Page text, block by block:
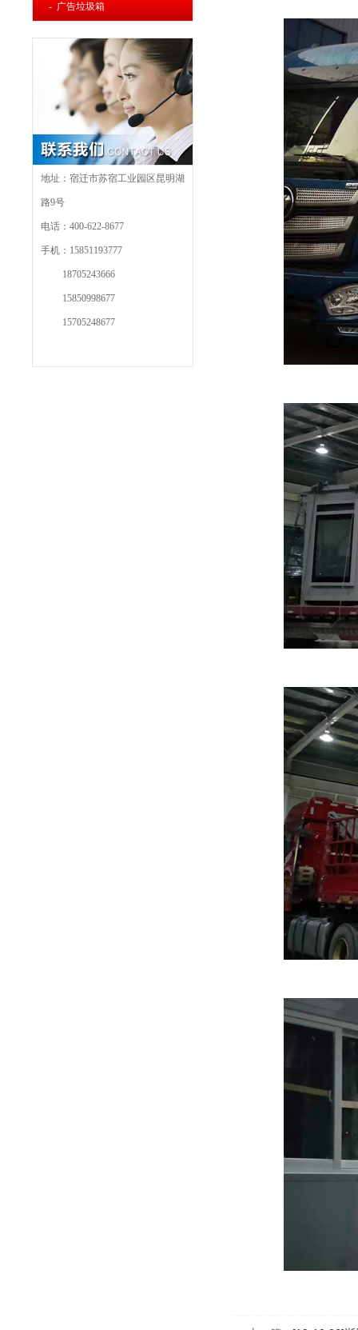
- 广告垃圾箱
地址：宿迁市苏宿工业园区昆明湖
路9号
电话：400-622-8677
手机：15851193777
18705243666
15850998677
15705248677